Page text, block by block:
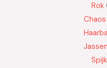
Rok
Jassen